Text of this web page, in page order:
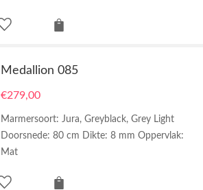
Medallion 085
€279,00
Marmersoort: Jura, Greyblack, Grey Light
Doorsnede: 80 cm Dikte: 8 mm Oppervlak:
Mat